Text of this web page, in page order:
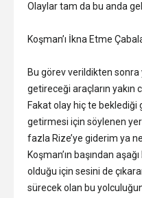
Olaylar tam da bu anda
Koşman’ı İkna Etme
Bu görev verildikten
getireceği araçların yakın
Fakat olay hiç te beklediği
getirmesi için söylenen yer
fazla Rize’ye giderim ya
Koşman’ın başından
olduğu için sesini de
sürecek olan bu